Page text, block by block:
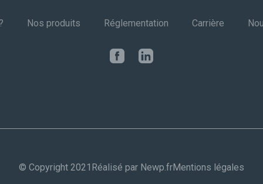
Nos produits Réglementation Carrière
© Copyright 2021 Réalisé par Newp.frMentions légales